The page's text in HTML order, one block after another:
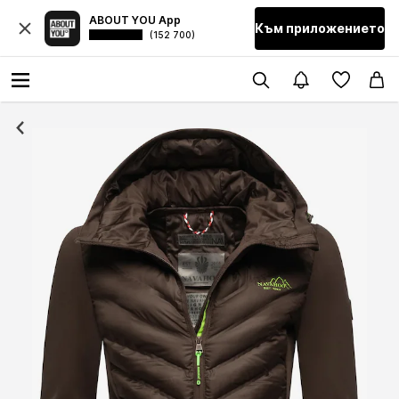
ABOUT YOU App
(152 700) Към приложението